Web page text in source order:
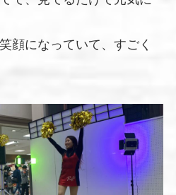
顔になっていて、すごく